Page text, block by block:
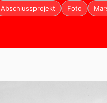
Abschlussprojekt Foto